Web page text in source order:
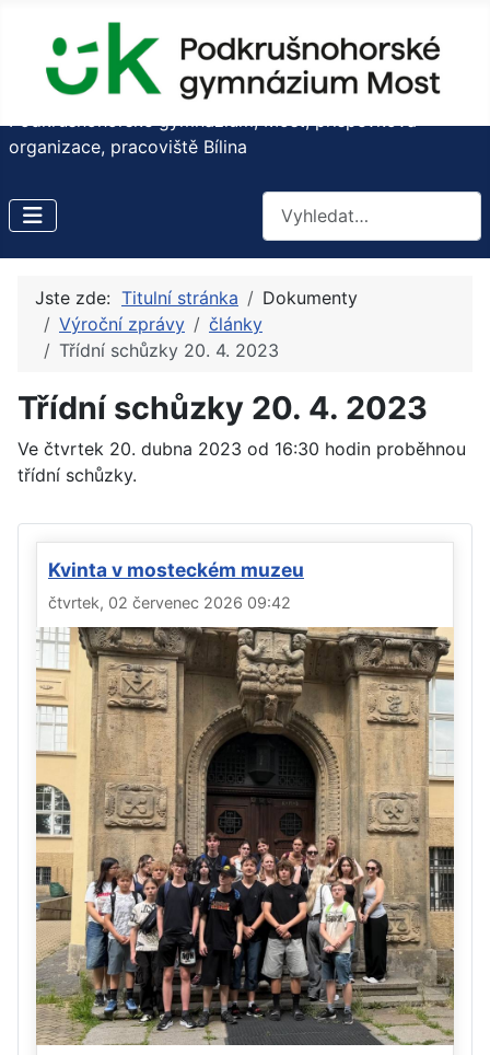
organizace, pracoviště Bílina
Hledat
Jste zde: Titulní stránka
Dokumenty
Výroční zprávy
články
Třídní schůzky 20. 4. 2023
Třídní schůzky 20. 4. 2023
Ve čtvrtek 20. dubna 2023 od 16:30 hodin proběhnou
třídní schůzky.
Kvinta v mosteckém muzeu
čtvrtek, 02 červenec 2026 09:42